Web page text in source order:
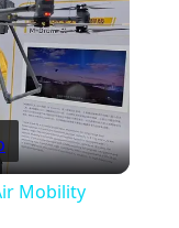
Mobility